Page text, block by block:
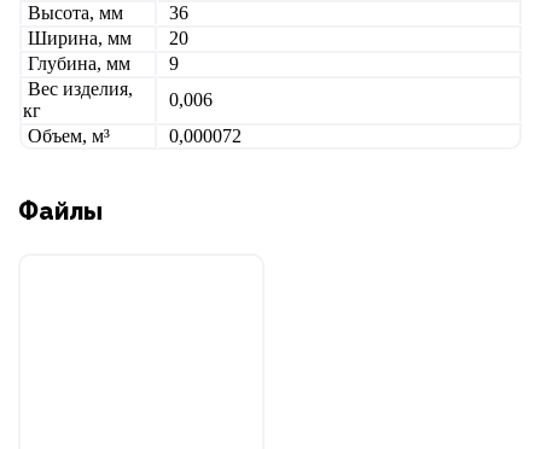
Высота, мм
36
Ширина, мм
20
Глубина, мм
9
Вес изделия,
кг
0,006
Объем, м³
0,000072
Файлы